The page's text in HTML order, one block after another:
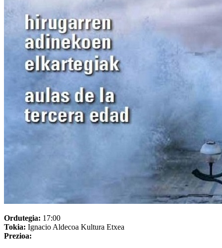
Ordutegia: 17:00
Tokia: Ignacio Aldecoa Kultura Etxea
Prezioa: